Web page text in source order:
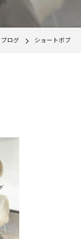
ブログ ショートボブ